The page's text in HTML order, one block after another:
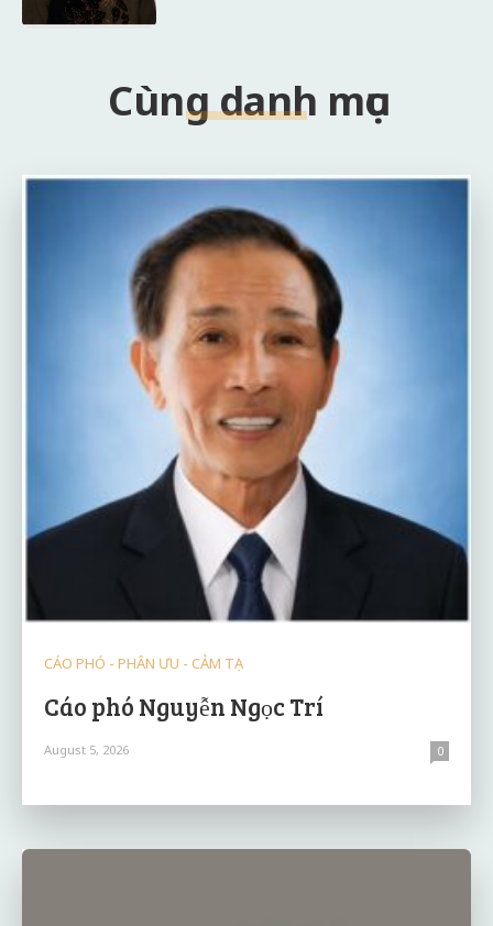
Cùng danh mục
CÁO PHÓ - PHÂN ƯU - CẢM TẠ
Cáo phó Nguyễn Ngọc Trí
August 5, 2026 0